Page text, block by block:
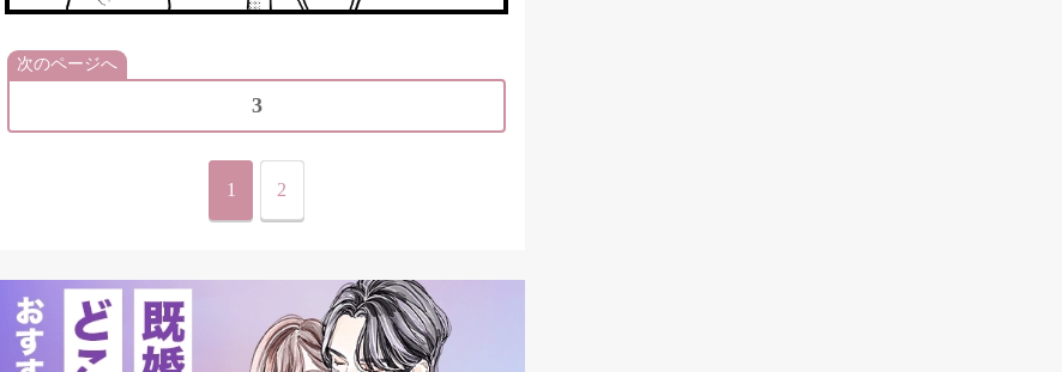
次のページへ
3
1 2